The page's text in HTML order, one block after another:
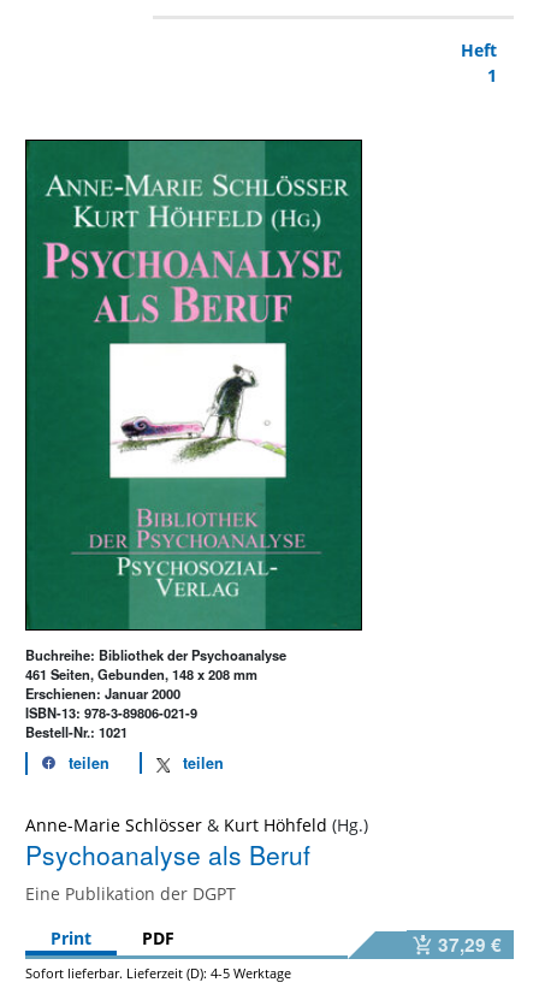
Heft
1
Buchreihe: Bibliothek der Psychoanalyse
461 Seiten, Gebunden, 148 x 208 mm
Erschienen: Januar 2000
ISBN-13: 978-3-89806-021-9
Bestell-Nr.: 1021
teilen teilen
Anne-Marie Schlösser & Kurt Höhfeld
Psychoanalyse als Beruf
Eine Publikation der DGPT
Print
PDF 37,29 €
Sofort lieferbar. Lieferzeit (D): 4-5 Werktage